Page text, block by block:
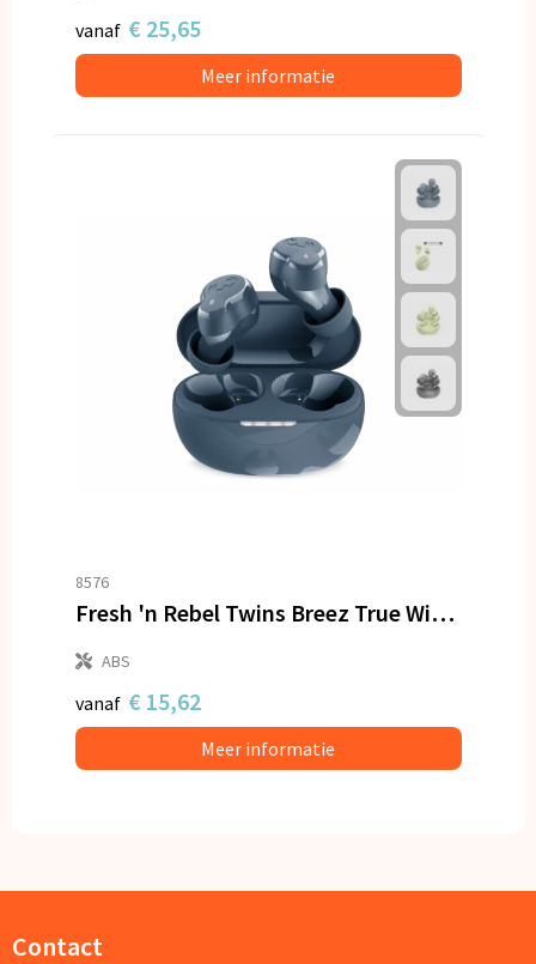
vanaf € 25,65
Meer informatie
8576
Fresh 'n Rebel Twins Breez True Wireless Oordopjes
ABS
vanaf € 15,62
Meer informatie
Contact